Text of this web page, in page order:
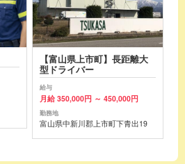
【富山県上市町】長距離大
型ドライバー
給与
月給 350,000円 ～ 450,000円
勤務地
富山県中新川郡上市町下青出19